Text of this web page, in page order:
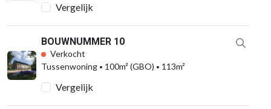
Vergelijk
BOUWNUMMER 10
Verkocht
Tussenwoning
100m² (GBO) 113m²
Vergelijk